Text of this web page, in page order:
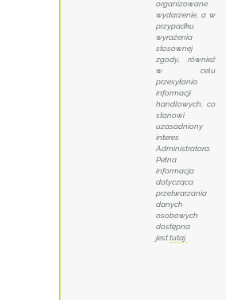
organizowane
wydarzenie, a w
przypadku
wyrażenia
stosownej
zgody, również
w celu
przesyłania
informacji
handlowych, co
stanowi
uzasadniony
interes
Administratora.
Pełna
informacja
dotycząca
przetwarzania
danych
osobowych
dostępna
jesttutaj